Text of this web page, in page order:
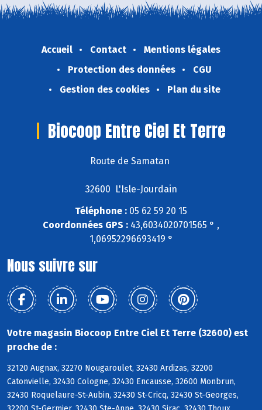
Accueil Contact
Mentions légales
Protection des données
CGU
Gestion des cookies
Plan du site
Biocoop Entre Ciel Et Terre
Route de Samatan
32600 L'Isle-Jourdain
Téléphone : 05 62 59 20 15
Coordonnées GPS : 43,6034020701565 ° ,
1,06952296693419 °
Nous suivre sur
Votre magasin Biocoop Entre Ciel Et Terre (32600) est
proche de :
32120 Augnax, 32270 Nougaroulet, 32430 Ardizas, 32200
Catonvielle, 32430 Cologne, 32430 Encausse, 32600 Monbrun,
32430 Roquelaure-St-Aubin, 32430 St-Cricq, 32430 St-Georges,